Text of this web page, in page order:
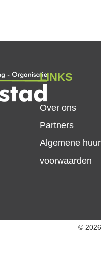
LINKS
Over ons
Partners
Algemene huur
voorwaarden
©